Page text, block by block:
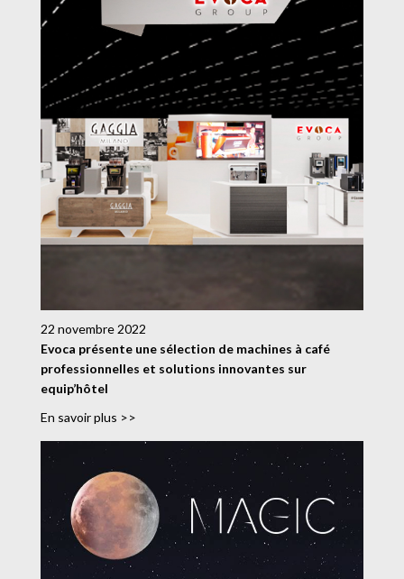
22 novembre 2022
Evoca présente une sélection de machines à café
professionnelles et solutions innovantes sur
equip’hôtel
En savoir plus >>